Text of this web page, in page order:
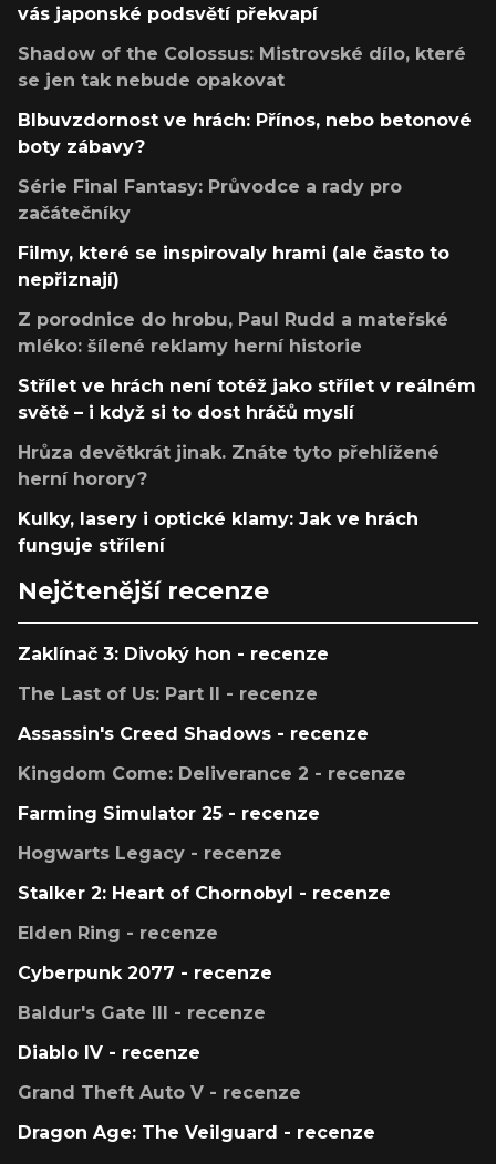
vás japonské podsvětí překvapí
Shadow of the Colossus: Mistrovské dílo, které
se jen tak nebude opakovat
Blbuvzdornost ve hrách: Přínos, nebo betonové
boty zábavy?
Série Final Fantasy: Průvodce a rady pro
začátečníky
Filmy, které se inspirovaly hrami (ale často to
nepřiznají)
Z porodnice do hrobu, Paul Rudd a mateřské
mléko: šílené reklamy herní historie
Střílet ve hrách není totéž jako střílet v reálném
světě – i když si to dost hráčů myslí
Hrůza devětkrát jinak. Znáte tyto přehlížené
herní horory?
Kulky, lasery i optické klamy: Jak ve hrách
funguje střílení
Nejčtenější recenze
Zaklínač 3: Divoký hon - recenze
The Last of Us: Part II - recenze
Assassin's Creed Shadows - recenze
Kingdom Come: Deliverance 2 - recenze
Farming Simulator 25 - recenze
Hogwarts Legacy - recenze
Stalker 2: Heart of Chornobyl - recenze
Elden Ring - recenze
Cyberpunk 2077 - recenze
Baldur's Gate III - recenze
Diablo IV - recenze
Grand Theft Auto V - recenze
Dragon Age: The Veilguard - recenze